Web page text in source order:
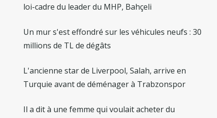
loi-cadre du leader du MHP, Bahçeli
Un mur s'est effondré sur les véhicules neufs : 30
millions de TL de dégâts
L'ancienne star de Liverpool, Salah, arrive en
Turquie avant de déménager à Trabzonspor
Il a dit à une femme qui voulait acheter du